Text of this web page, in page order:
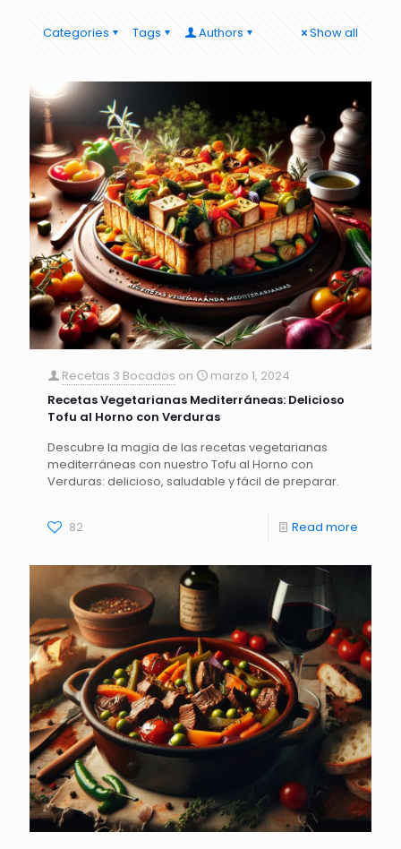
Categories Tags Authors Show all
Recetas 3 Bocados on
marzo 1, 2024
Recetas Vegetarianas Mediterráneas: Delicioso
Tofu al Horno con Verduras
Descubre la magia de las recetas vegetarianas
mediterráneas con nuestro Tofu al Horno con
Verduras: delicioso, saludable y fácil de preparar.
82 Read more